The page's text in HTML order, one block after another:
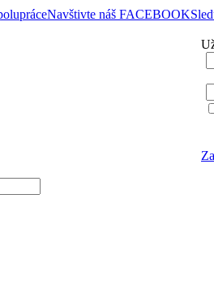
Navštivte náš FACEBOOK